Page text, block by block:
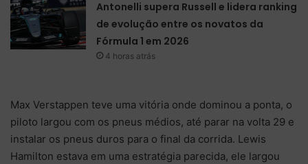
Antonelli supera Russell e lidera ranking
de evolução entre os novatos da
Fórmula 1 em 2026
4 horas atrás
Max Verstappen teve uma vitória onde dominou a ponta, o
piloto largou com os pneus médios, até parar na volta 29 e
instalar os pneus duros para o final da corrida. Lewis
Hamilton estava em uma estratégia parecida, ele largou